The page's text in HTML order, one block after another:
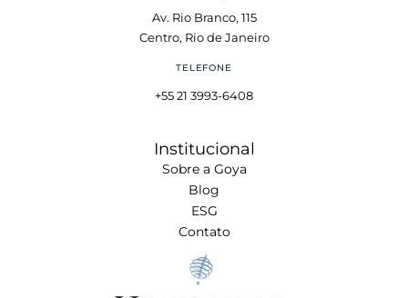
Av. Rio Branco, 115
Centro, Rio de Janeiro
TELEFONE
+55 21 3993-6408
Institucional
Sobre a Goya
Blog
ESG
Contato